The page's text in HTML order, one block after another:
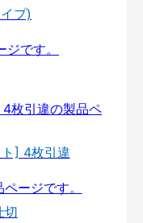
プ)
] 4枚引違
切